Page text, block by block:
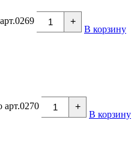
+
В корзину
арт.0270 +
В корзину